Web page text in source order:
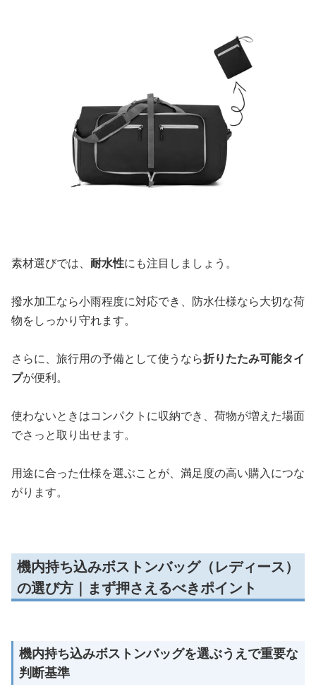
素材選びでは、 耐水性にも注目しましょう。
撥水加工なら小雨程度に対応でき、防水仕様なら大切な荷
物をしっかり守れます。
さらに、旅行用の予備として使うなら折りたたみ可能タイ
プが便利。
使わないときはコンパクトに収納でき、荷物が増えた場面
でさっと取り出せます。
用途に合った仕様を選ぶことが、満足度の高い購入につな
がります。
機内持ち込みボストンバッグ（レディース）
の選び方｜まず押さえるべきポイント
機内持ち込みボストンバッグを選ぶうえで重要な
判断基準